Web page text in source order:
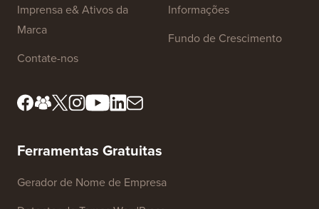
Imprensa e& Ativos da
Marca
Contate-nos
Informações
Fundo de Crescimento
Ferramentas Gratuitas
Gerador de Nome de Empresa